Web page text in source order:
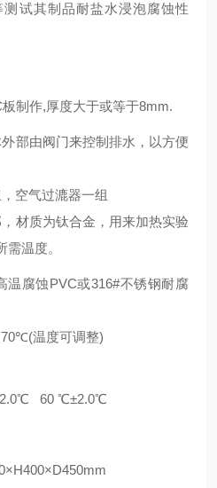
试其制品耐盐水浸泡腐蚀性
制作,厚度大于或等于8mm.
部由阀门来控制排水，以方便
组，空气过漉器一组
材质为钛合金，用来加热实验
温度。
温腐蚀PVC或316#不锈钢耐腐
70℃(温度可调整)
60 ℃±2.0℃